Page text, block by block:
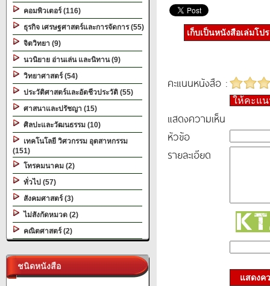
คอมพิวเตอร์ (116)
ธุรกิจ เศรษฐศาสตร์และการจัดการ (55)
จิตวิทยา (9)
นวนิยาย อ่านเล่น และนิทาน (9)
วิทยาศาสตร์ (54)
ประวัติศาสตร์และอัตชีวประวัติ (55)
ศาสนาและปรัชญา (15)
ศิลปะและวัฒนธรรม (10)
เทคโนโลยี วิศวกรรม อุตสาหกรรม
(151)
โทรคมนาคม (2)
ทั่วไป (57)
สังคมศาสตร์ (3)
ไม่สังกัดหมวด (2)
คณิตศาสตร์ (2)
ชนิดหนังสือ
เก็บเป็นหนังสือเล่มโป
คะแนนหนังสือ :
ให้คะแ
แสดงความเห็น
หัวข้อ
รายละเอียด
แสดงค